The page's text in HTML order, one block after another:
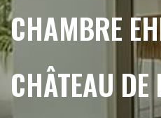
CHAMBRE
CHÂTEAU DE